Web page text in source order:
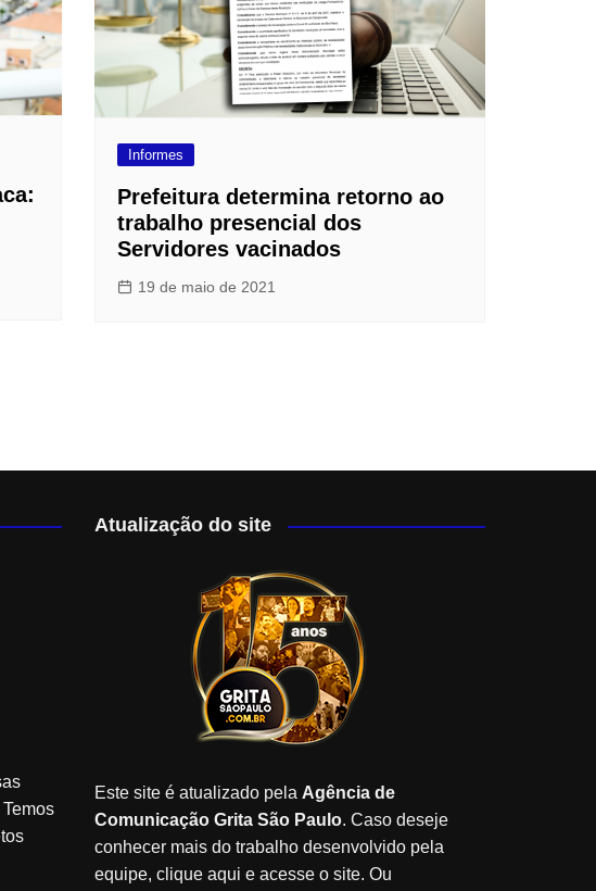
Informes
Prefeitura determina retorno ao
trabalho presencial dos
Servidores vacinados
19 de maio de 2021
Atualização do site
Este site é atualizado pela Agência de
Comunicação Grita São Paulo. Caso deseje
conhecer mais do trabalho desenvolvido pela
equipe, clique aqui e acesse o site. Ou